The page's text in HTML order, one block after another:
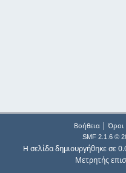
Βοήθεια| Όροι
SMF 2.1.6 ©
Η σελίδα δημιουργήθηκε σε
Μετρητής